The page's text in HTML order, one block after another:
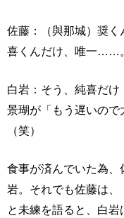
佐藤：（與那城）奨
喜くんだけ、唯一……。
白岩：そう、純喜だけ
景瑚が「もう遅いの
（笑）
食事が済んでいた為、
岩。それでも佐藤は、
と未練を語ると、白